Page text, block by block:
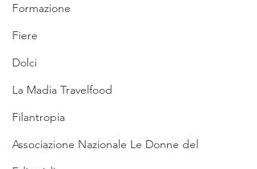
Formazione
Fiere
Dolci
La Madia Travelfood
Filantropia
Associazione Nazionale Le Donne del